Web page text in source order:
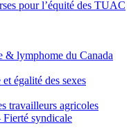
pour l’équité des TUAC
& lymphome du Canada
égalité des sexes
travailleurs agricoles
syndicale